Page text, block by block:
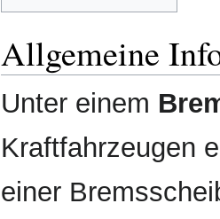
Allgemeine
Unter einem
Kraftfahrzeugen
einer